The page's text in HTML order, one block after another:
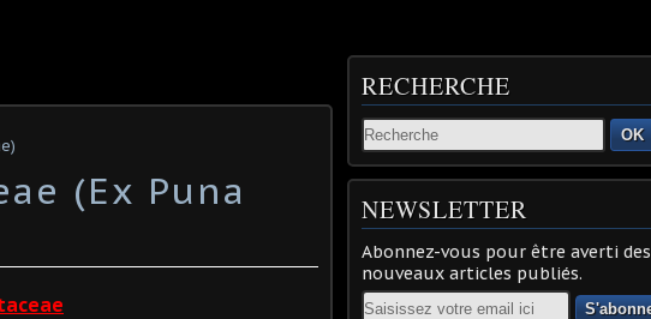
(Ex Puna
RECHERCHE
OK
NEWSLETTER
Abonnez-vous pour être averti des
nouveaux articles publiés.
Email